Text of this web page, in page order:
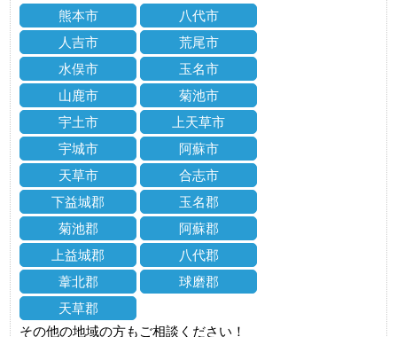
熊本市
八代市
人吉市
荒尾市
水俣市
玉名市
山鹿市
菊池市
宇土市
上天草市
宇城市
阿蘇市
天草市
合志市
下益城郡
玉名郡
菊池郡
阿蘇郡
上益城郡
八代郡
葦北郡
球磨郡
天草郡
その他の地域の方もご相談ください！